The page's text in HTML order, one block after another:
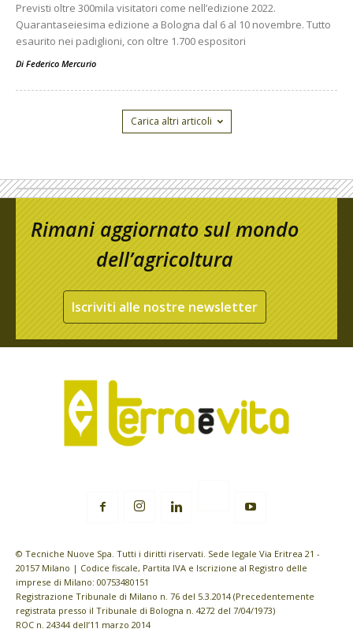
Previsti oltre 300mila visitatori come nell’edizione 2022.
Quarantaseiesima edizione a Bologna dal 6 al 10 novembre. Tutto
esaurito nei padiglioni, con oltre 1.700 espositori
Di Federico Mercurio
Carica altri articoli
Rimani aggiornato sul mondo
dell’agricoltura
Iscriviti alle nostre newsletter
© Tecniche Nuove Spa. Tutti i diritti riservati. Sede legale Via Eritrea 21 -
20157 Milano | Codice fiscale, Partita IVA e Iscrizione al Registro delle
imprese di Milano: 00753480151
Registrazione Tribunale di Milano n. 76 del 5.3.2014 (Precedentemente
registrata presso il Tribunale di Bologna n. 4272 del 7/04/1973)
ROC n. 24344 dell’11 marzo 2014